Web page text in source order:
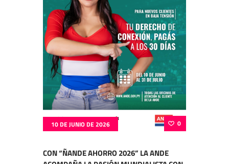
10 DE JUNIO DE 2026 0
CON “ÑANDE AHORRO 2026” LA ANDE